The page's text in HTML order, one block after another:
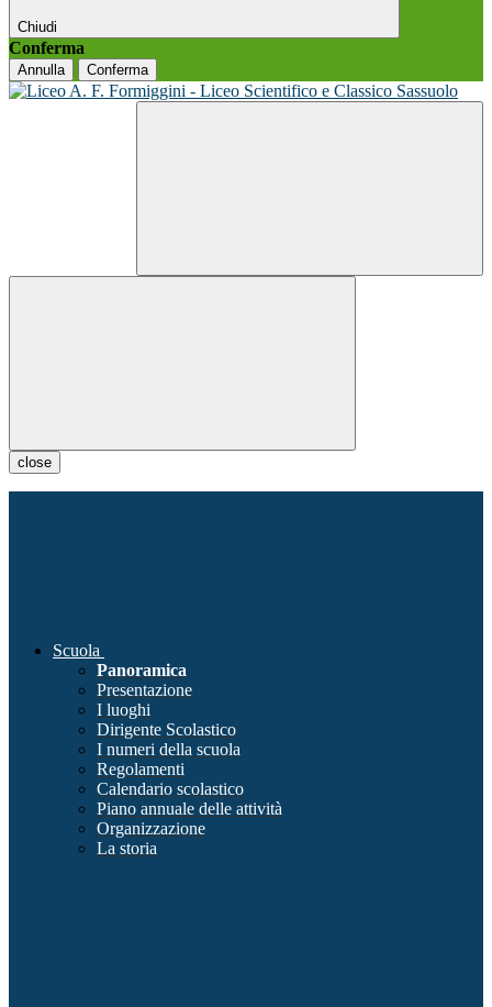
Chiudi
Conferma
Annulla Conferma
close
Scuola
Panoramica
Presentazione
I luoghi
Dirigente Scolastico
I numeri della scuola
Regolamenti
Calendario scolastico
Piano annuale delle attività
Organizzazione
La storia